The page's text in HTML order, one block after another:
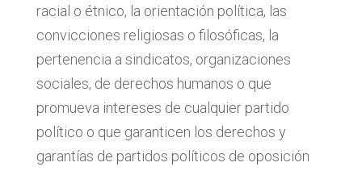
racial o étnico, la orientación política, las
convicciones religiosas o filosóficas, la
pertenencia a sindicatos, organizaciones
sociales, de derechos humanos o que
promueva intereses de cualquier partido
político o que garanticen los derechos y
garantías de partidos políticos de oposición